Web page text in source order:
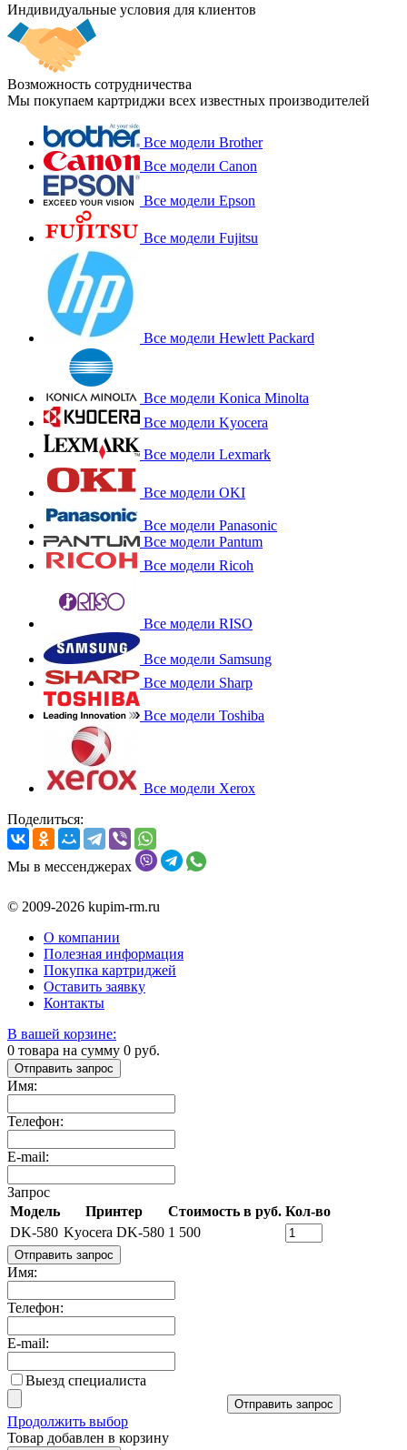
Индивидуальные условия для клиентов
Возможность сотрудничества
Мы покупаем картриджи всех известных производителей
Все модели Brother
Все модели Canon
Все модели Epson
Все модели Fujitsu
Все модели Hewlett Packard
Все модели Konica Minolta
Все модели Kyocera
Все модели Lexmark
Все модели OKI
Все модели Panasonic
Все модели Pantum
Все модели Ricoh
Все модели RISO
Все модели Samsung
Все модели Sharp
Все модели Toshiba
Все модели Xerox
Поделиться:
Мы в мессенджерах
© 2009-2026 kupim-rm.ru
О компании
Полезная информация
Покупка картриджей
Оставить заявку
Контакты
В вашей корзине:
0 товара на сумму 0 руб.
Отправить запрос
Имя:
Телефон:
E-mail:
Запрос
Модель
Принтер Стоимость в руб. Кол-во
DK-580 Kyocera DK-580 1 500
Отправить запрос
Имя:
Телефон:
E-mail:
Выезд специалиста
Отправить запрос
Продолжить выбор
Товар добавлен в корзину